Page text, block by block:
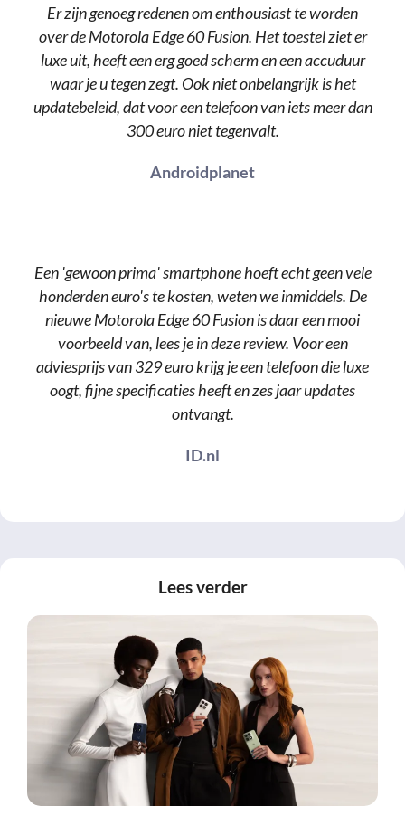
Er zijn genoeg redenen om enthousiast te worden
over de Motorola Edge 60 Fusion. Het toestel ziet er
luxe uit, heeft een erg goed scherm en een accuduur
waar je u tegen zegt. Ook niet onbelangrijk is het
updatebeleid, dat voor een telefoon van iets meer dan
300 euro niet tegenvalt.
Androidplanet
Een 'gewoon prima' smartphone hoeft echt geen vele
honderden euro's te kosten, weten we inmiddels. De
nieuwe Motorola Edge 60 Fusion is daar een mooi
voorbeeld van, lees je in deze review. Voor een
adviesprijs van 329 euro krijg je een telefoon die luxe
oogt, fijne specificaties heeft en zes jaar updates
ontvangt.
ID.nl
Lees verder